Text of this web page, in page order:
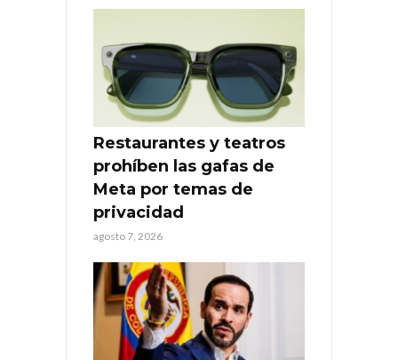
Restaurantes y teatros
prohíben las gafas de
Meta por temas de
privacidad
agosto 7, 2026